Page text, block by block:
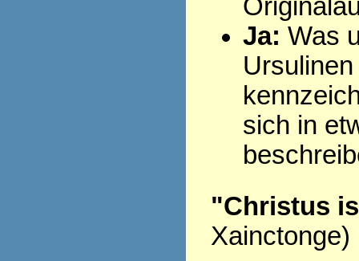
Ja: Was
Ursulinen
sich in
"Christus
Xainctonge)